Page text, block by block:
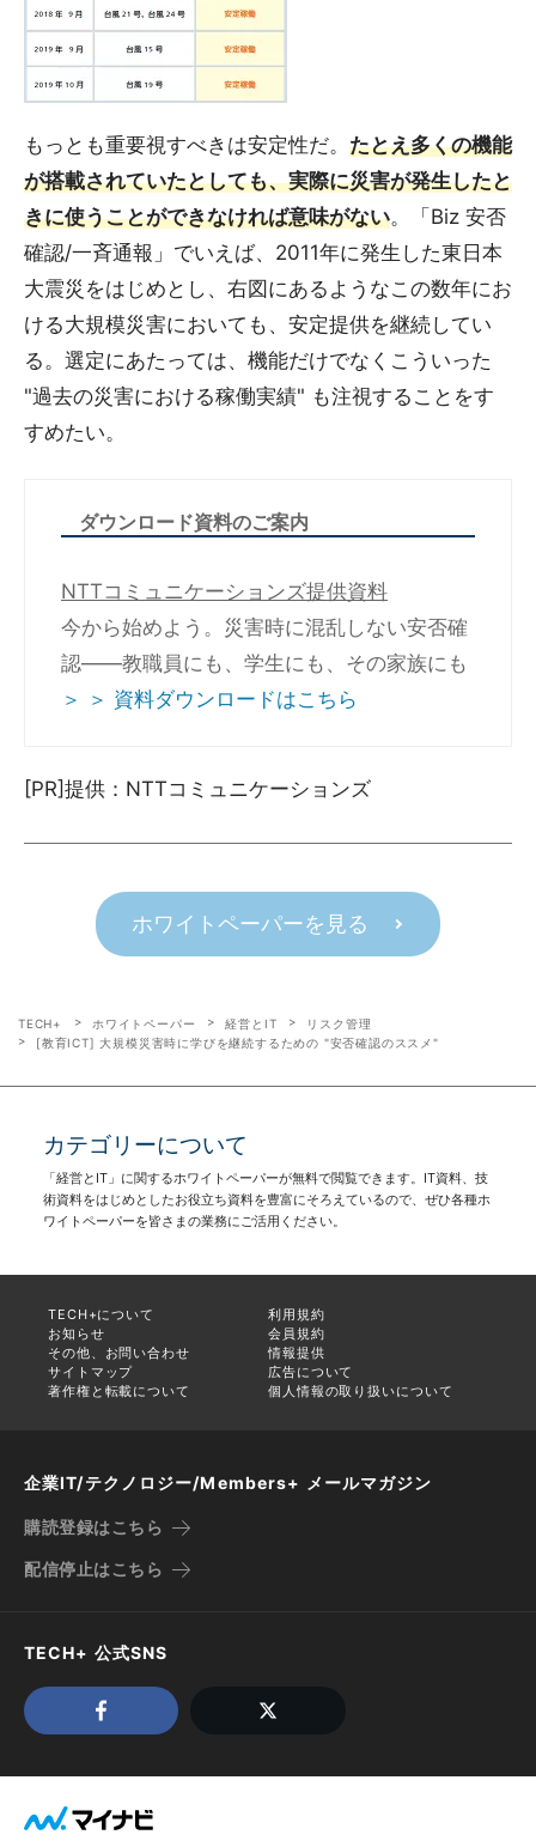
もっとも重要視すべきは安定性だ。 たとえ多くの機能
が搭載されていたとしても、実際に災害が発生したと
きに使うことができなければ意味がない。「Biz 安否
確認/一斉通報」でいえば、2011年に発生した東日本
大震災をはじめとし、右図にあるようなこの数年にお
ける大規模災害においても、安定提供を継続してい
る。選定にあたっては、機能だけでなくこういった
"過去の災害における稼働実績" も注視することをす
すめたい。
ダウンロード資料のご案内
NTTコミュニケーションズ提供資料
今から始めよう。災害時に混乱しない安否確
認――教職員にも、学生にも、その家族にも
＞ ＞ 資料ダウンロードはこちら
[PR]提供：NTTコミュニケーションズ
ホワイトペーパーを見る
TECH+ ホワイトペーパー 経営とIT
リスク管理
[教育ICT] 大規模災害時に学びを継続するための "安否確認のススメ"
カテゴリーについて
「経営とIT」に関するホワイトペーパーが無料で閲覧できます。IT資料、技
術資料をはじめとしたお役立ち資料を豊富にそろえているので、ぜひ各種ホ
ワイトペーパーを皆さまの業務にご活用ください。
TECH+について
利用規約
お知らせ
会員規約
その他、お問い合わせ
情報提供
サイトマップ
広告について
著作権と転載について
個人情報の取り扱いについて
企業IT/テクノロジー/Members+ メールマガジン
購読登録はこちら
配信停止はこちら
TECH+ 公式SNS